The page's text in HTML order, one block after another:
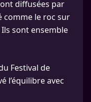
diffusées par
comme le roc sur
Ils sont ensemble
Festival de
l’équilibre avec